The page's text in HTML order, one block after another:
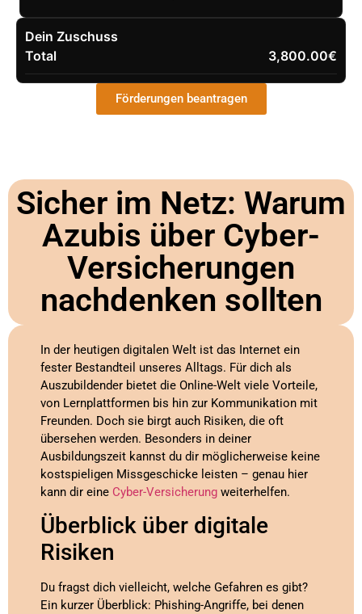
Dein Zuschuss
Total
3,800.00€
Förderungen beantragen
Sicher im Netz: Warum
Azubis über Cyber-
Versicherungen
nachdenken sollten
In der heutigen digitalen Welt ist das Internet ein
fester Bestandteil unseres Alltags. Für dich als
Auszubildender bietet die Online-Welt viele Vorteile,
von Lernplattformen bis hin zur Kommunikation mit
Freunden. Doch sie birgt auch Risiken, die oft
übersehen werden. Besonders in deiner
Ausbildungszeit kannst du dir möglicherweise keine
kostspieligen Missgeschicke leisten – genau hier
kann dir eine Cyber-Versicherung weiterhelfen.
Überblick über digitale
Risiken
Du fragst dich vielleicht, welche Gefahren es gibt?
Ein kurzer Überblick: Phishing-Angriffe, bei denen